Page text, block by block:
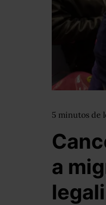
5 minutos de
a